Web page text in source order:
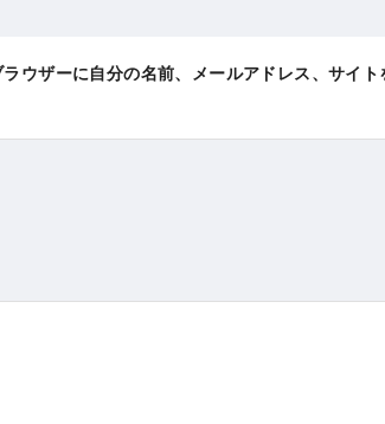
ウザーに自分の名前、メールアドレス、サイト